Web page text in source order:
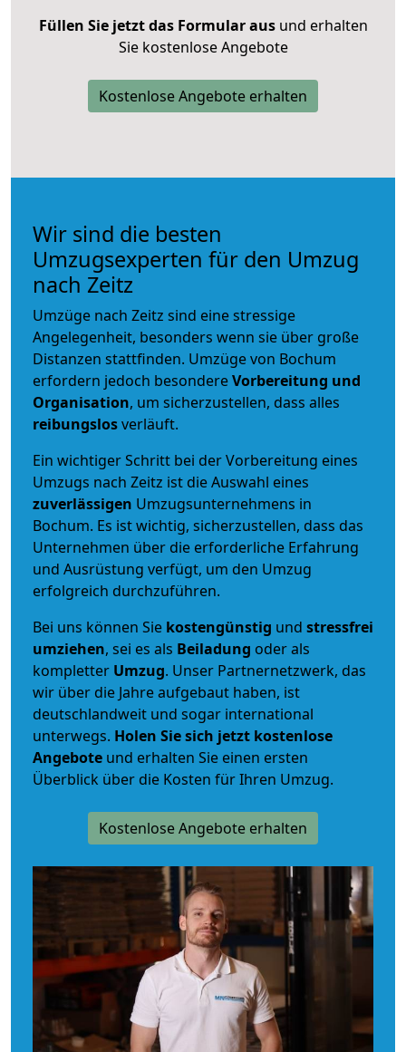
Füllen Sie jetzt das Formular ausund erhalten
Sie kostenlose Angebote
Kostenlose Angebote erhalten
Wir sind die besten
Umzugsexperten für den Umzug
nach Zeitz
Umzüge nach Zeitz sind eine stressige
Angelegenheit, besonders wenn sie über große
Distanzen stattfinden. Umzüge von Bochum
erfordern jedoch besondereVorbereitung und
Organisation, um sicherzustellen, dass alles
reibungslosverläuft.
Ein wichtiger Schritt bei der Vorbereitung eines
Umzugs nach Zeitz ist die Auswahl eines
zuverlässigen Umzugsunternehmens in
Bochum. Es ist wichtig, sicherzustellen, dass das
Unternehmen über die erforderliche Erfahrung
und Ausrüstung verfügt, um den Umzug
erfolgreich durchzuführen.
Bei uns können Sie kostengünstig und stressfrei
umziehen, sei es als Beiladung oder als
kompletter Umzug. Unser Partnernetzwerk, das
wir über die Jahre aufgebaut haben, ist
deutschlandweit und sogar international
unterwegs. Holen Sie sich jetzt kostenlose
Angebote und erhalten Sie einen ersten
Überblick über die Kosten für Ihren Umzug.
Kostenlose Angebote erhalten